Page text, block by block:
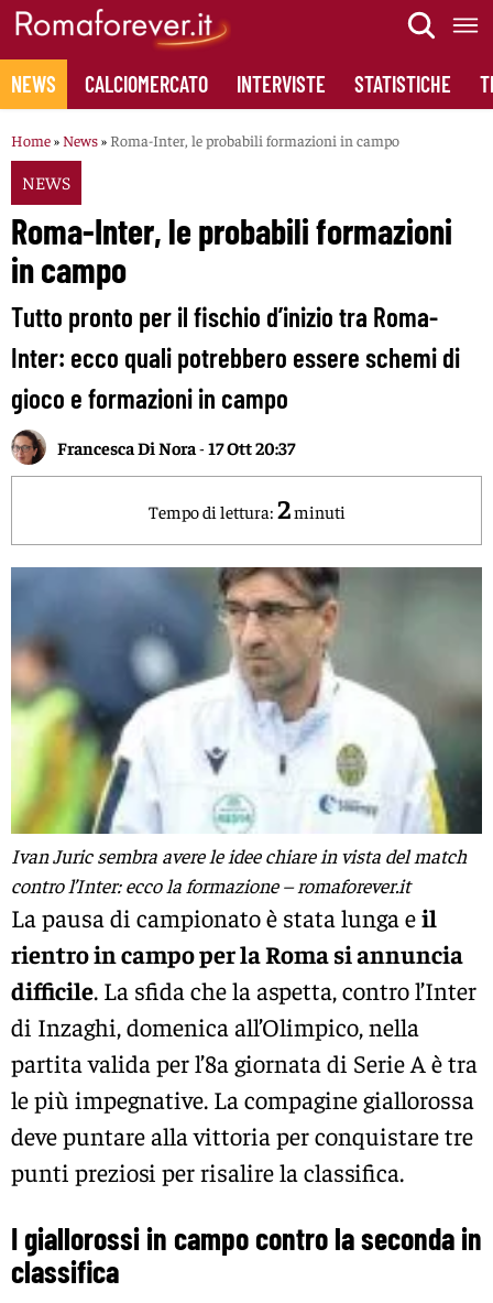
Skip
content
NEWS CALCIOMERCATO INTERVISTE STATISTICHE
Home» News» Roma-Inter, le probabili formazioni in campo
NEWS
Roma-Inter, le probabili formazioni
in campo
Tutto pronto per il fischio d’inizio tra Roma-
Inter: ecco quali potrebbero essere schemi di
gioco e formazioni in campo
Francesca Di Nora -17 Ott 20:37
Tempo di lettura: 2minuti
Ivan Juric sembra avere le idee chiare in vista del match
contro l’Inter: ecco la formazione – romaforever.it
La pausa di campionato è stata lunga eil
rientro in campo per la Roma si annuncia
difficile. La sfida che la aspetta, contro l’Inter
di Inzaghi, domenica all’Olimpico, nella
partita valida per l’8a giornata di Serie A è tra
le più impegnative. La compagine giallorossa
deve puntare alla vittoria per conquistare tre
punti preziosi per risalire la classifica.
I giallorossi in campo contro la seconda in
classifica